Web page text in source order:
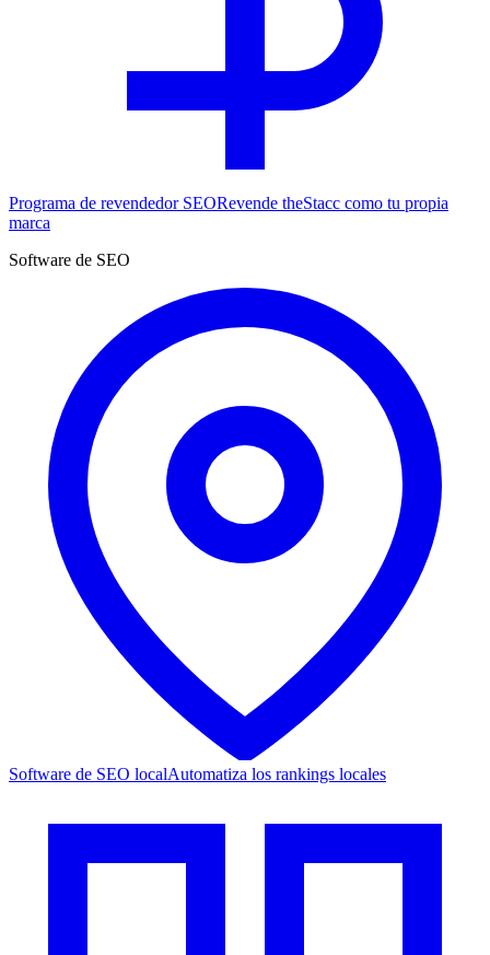
Programa de revendedor SEORevende theStacc como tu propia
marca
Software de SEO
Software de SEO localAutomatiza los rankings locales